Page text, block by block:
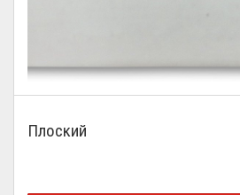
Плоский